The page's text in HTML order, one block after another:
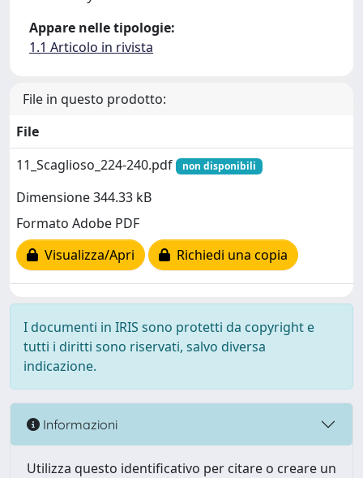
Appare nelle tipologie:
1.1 Articolo in rivista
File in questo prodotto:
File
11_Scaglioso_224-240.pdf
non disponibili
Dimensione 344.33 kB
Formato Adobe PDF
Visualizza/Apri
Richiedi una copia
I documenti in IRIS sono protetti da copyright e
tutti i diritti sono riservati, salvo diversa
indicazione.
Informazioni
Utilizza questo identificativo per citare o creare un